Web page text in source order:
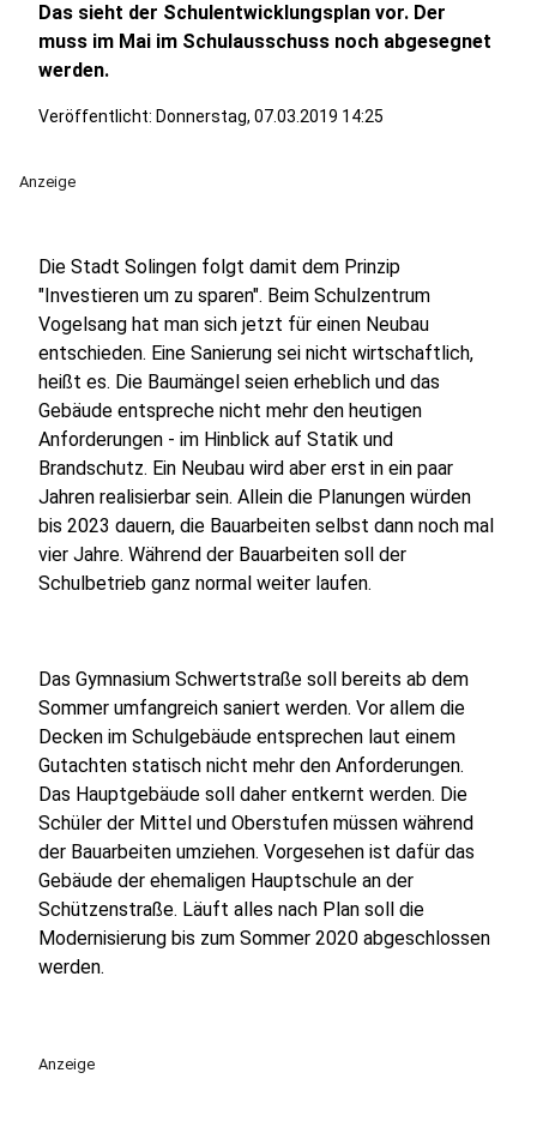
Das sieht der Schulentwicklungsplan vor. Der
muss im Mai im Schulausschuss noch abgesegnet
werden.
Veröffentlicht: Donnerstag, 07.03.2019 14:25
Anzeige
Die Stadt Solingen folgt damit dem Prinzip
"Investieren um zu sparen". Beim Schulzentrum
Vogelsang hat man sich jetzt für einen Neubau
entschieden. Eine Sanierung sei nicht wirtschaftlich,
heißt es. Die Baumängel seien erheblich und das
Gebäude entspreche nicht mehr den heutigen
Anforderungen - im Hinblick auf Statik und
Brandschutz. Ein Neubau wird aber erst in ein paar
Jahren realisierbar sein. Allein die Planungen würden
bis 2023 dauern, die Bauarbeiten selbst dann noch mal
vier Jahre. Während der Bauarbeiten soll der
Schulbetrieb ganz normal weiter laufen.
Das Gymnasium Schwertstraße soll bereits ab dem
Sommer umfangreich saniert werden. Vor allem die
Decken im Schulgebäude entsprechen laut einem
Gutachten statisch nicht mehr den Anforderungen.
Das Hauptgebäude soll daher entkernt werden. Die
Schüler der Mittel und Oberstufen müssen während
der Bauarbeiten umziehen. Vorgesehen ist dafür das
Gebäude der ehemaligen Hauptschule an der
Schützenstraße. Läuft alles nach Plan soll die
Modernisierung bis zum Sommer 2020 abgeschlossen
werden.
Anzeige